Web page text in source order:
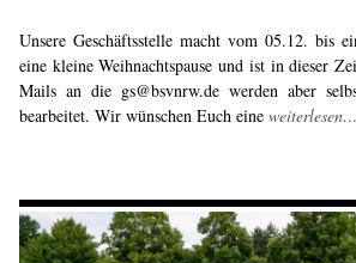
Unsere Geschäftsstelle macht vom 05.12. bis
eine kleine Weihnachtspause und ist in dieser
Mails an die gs@bsvnrw.de werden aber
bearbeitet. Wir wünschen Euch eine weiterlesen…